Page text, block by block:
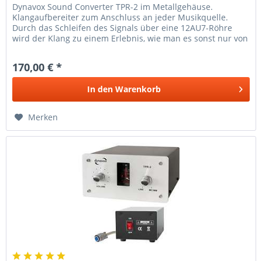
Dynavox Sound Converter TPR-2 im Metallgehäuse.
Klangaufbereiter zum Anschluss an jeder Musikquelle.
Durch das Schleifen des Signals über eine 12AU7-Röhre
wird der Klang zu einem Erlebnis, wie man es sonst nur von
170,00 € *
In den Warenkorb
Merken